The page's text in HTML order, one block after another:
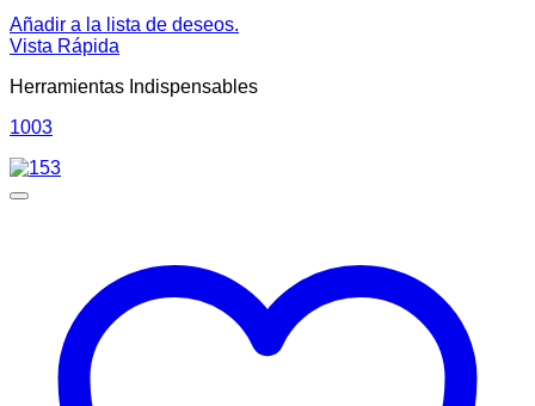
Añadir a la lista de deseos.
Vista Rápida
Herramientas Indispensables
1003